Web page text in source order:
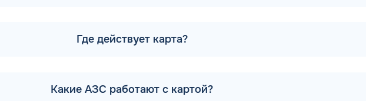
в нескольких регионах, насчитывая 367 точек реализации ГСМ. Более подробно
представлены топливные терминалы партнеров, отмеченные для удобства
заводах Лукойл, химические лаборатории компании обеспечивают тщательный
могут быть всегда уверены в надлежащем качестве и надежности
Где действует карта?
Какие АЗС работают с картой?